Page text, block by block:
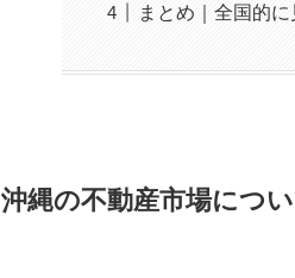
まとめ｜全国的
沖縄の不動産市場につ